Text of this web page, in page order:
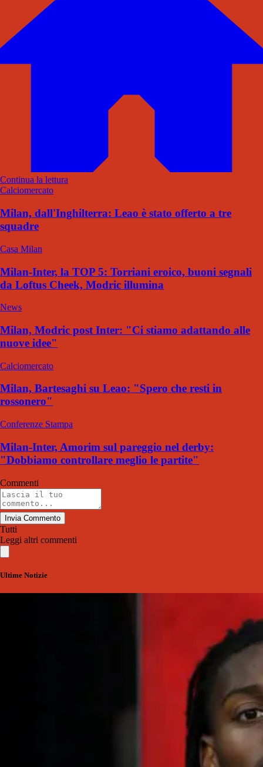
Continua la lettura
Calciomercato
Milan, dall'Inghilterra: Leao è stato offerto a tre
squadre
Casa Milan
Milan-Inter, la TOP 5: Torriani eroico, buoni segnali
da Loftus Cheek, Modric illumina
News
Milan, Modric post Inter: "Ci stiamo adattando alle
nuove idee"
Calciomercato
Milan, Bartesaghi su Leao: "Spero che resti in
rossonero"
Conferenze Stampa
Milan-Inter, Amorim sul pareggio nel derby:
"Dobbiamo controllare meglio le partite"
Commenti
Invia Commento
Tutti
Leggi altri commenti
Ultime Notizie